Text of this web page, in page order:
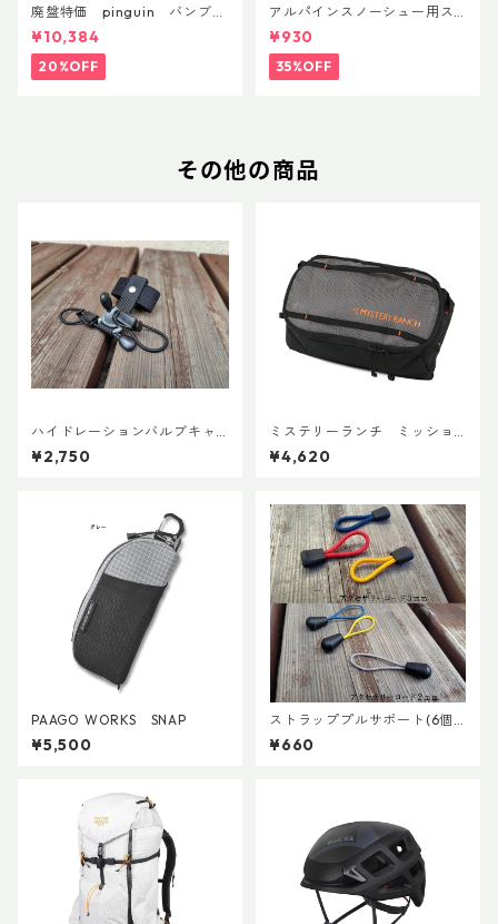
廃盤特価 pinguin バンブー
FLフォーム(ペア)
¥10,384
20%OFF
アルパインスノーシュー用ス
トラップキャッチ(ペア)
¥930
35%OFF
その他の商品
ハイドレーションバルブキャ
ッチ+チューブマグネット（全
メーカー対応モデル）
¥2,750
ミステリーランチ ミッショ
ンパッキングキューブ M ブ
ラック
¥4,620
PAAGO WORKS SNAP
¥5,500
ストラッププルサポート(6個
セット)
¥660